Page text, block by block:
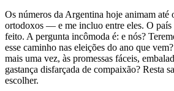
Os números da Argentina hoje animam até
ortodoxos — e me incluo entre eles. O país
feito. A pergunta incômoda é: e nós?
esse caminho nas eleições do ano que
mais uma vez, às promessas fáceis,
gastança disfarçada de compaixão? Resta
escolher.